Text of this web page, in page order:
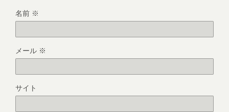
名前 ※
メール ※
サイト